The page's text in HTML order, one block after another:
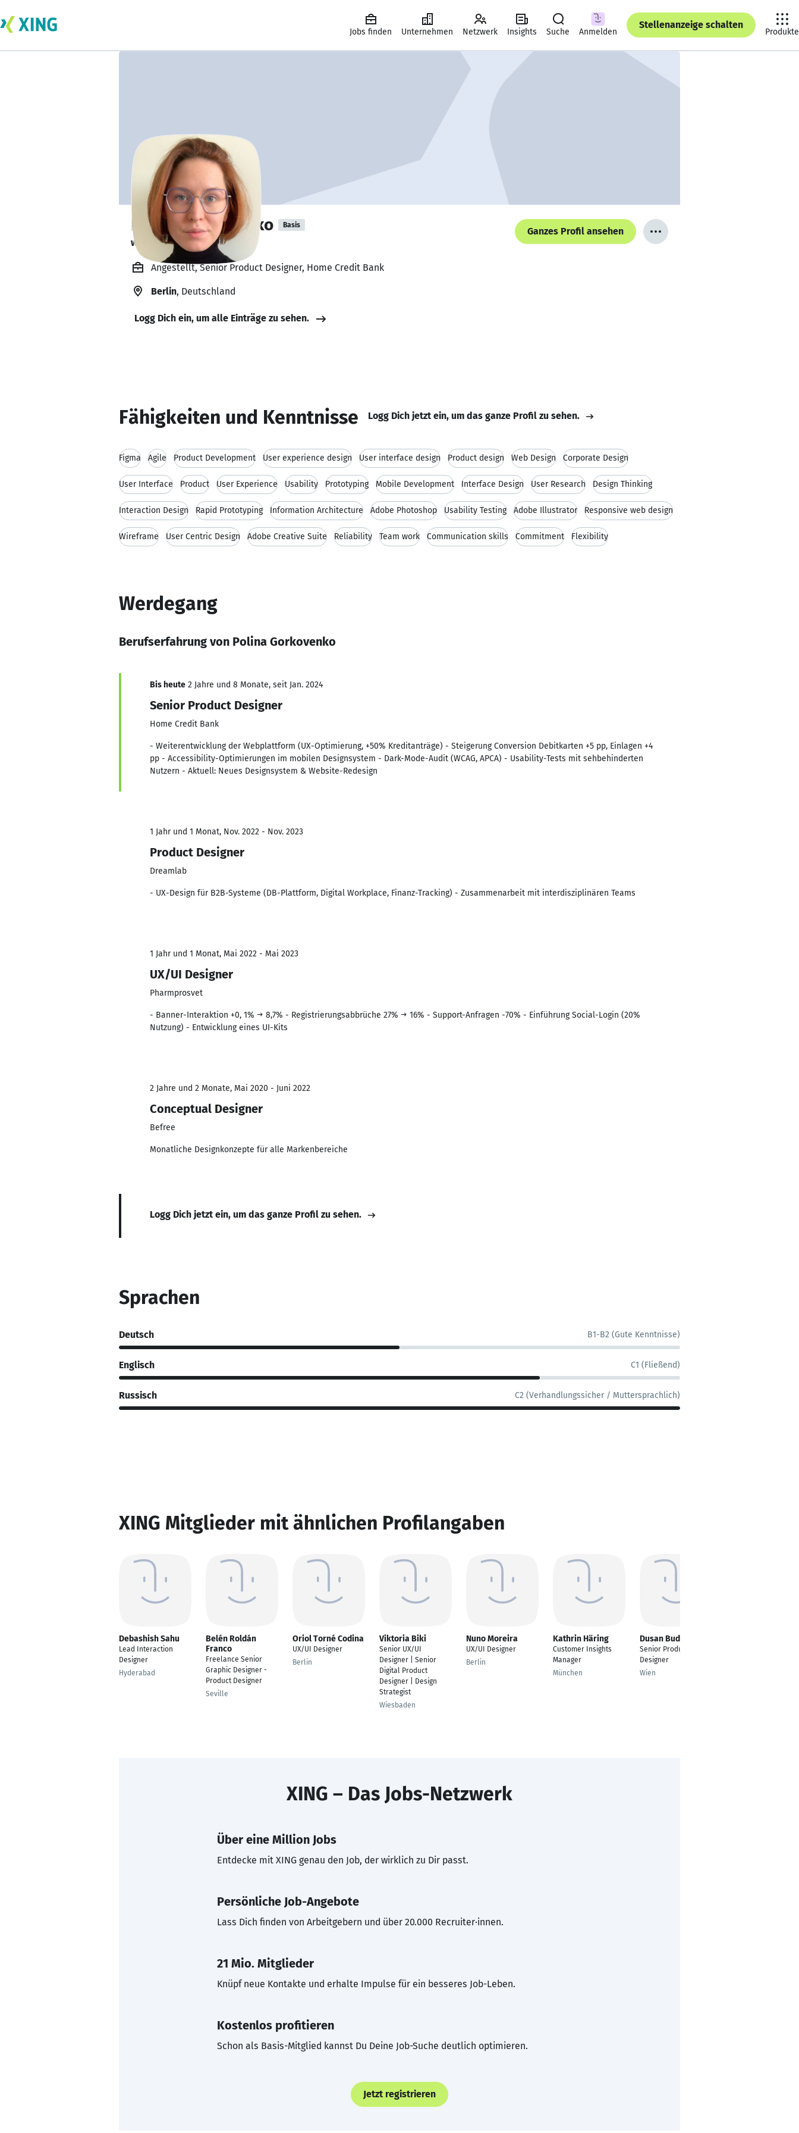
Jobs finden Unternehmen Netzwerk Insights Suche Anmelden
Stellenanzeige schalten
Produkte
Polina Gorkovenko Basis
will be available soon. 🕒
Ganzes Profil ansehen
Angestellt, Senior Product Designer, Home Credit Bank
Berlin, Deutschland
Logg Dich ein, um alle Einträge zu sehen.
Fähigkeiten und Kenntnisse Logg Dich jetzt ein, um das ganze Profil zu sehen.
Figma Agile Product Development User experience design User interface design Product design Web Design Corporate Design
User Interface Product User Experience Usability Prototyping Mobile Development Interface Design User Research Design Thinking
Interaction Design Rapid Prototyping Information Architecture Adobe Photoshop Usability Testing Adobe Illustrator Responsive web design
Wireframe User Centric Design Adobe Creative Suite Reliability Team work Communication skills Commitment Flexibility
Werdegang
Berufserfahrung von Polina Gorkovenko
Bis heute 2 Jahre und 8 Monate, seit Jan. 2024
Senior Product Designer
Home Credit Bank
- Weiterentwicklung der Webplattform (UX-Optimierung, +50% Kreditanträge) - Steigerung Conversion Debitkarten +5 pp, Einlagen +4
pp - Accessibility-Optimierungen im mobilen Designsystem - Dark-Mode-Audit (WCAG, APCA) - Usability-Tests mit sehbehinderten
Nutzern - Aktuell: Neues Designsystem & Website-Redesign
1 Jahr und 1 Monat, Nov. 2022 - Nov. 2023
Product Designer
Dreamlab
- UX-Design für B2B-Systeme (DB-Plattform, Digital Workplace, Finanz-Tracking) - Zusammenarbeit mit interdisziplinären Teams
1 Jahr und 1 Monat, Mai 2022 - Mai 2023
UX/UI Designer
Pharmprosvet
- Banner-Interaktion +0, 1% → 8,7% - Registrierungsabbrüche 27% → 16% - Support-Anfragen -70% - Einführung Social-Login (20%
Nutzung) - Entwicklung eines UI-Kits
2 Jahre und 2 Monate, Mai 2020 - Juni 2022
Conceptual Designer
Befree
Monatliche Designkonzepte für alle Markenbereiche
Logg Dich jetzt ein, um das ganze Profil zu sehen.
Sprachen
Deutsch B1-B2 (Gute Kenntnisse)
Englisch C1 (Fließend)
Russisch C2 (Verhandlungssicher / Muttersprachlich)
XING Mitglieder mit ähnlichen Profilangaben
Debashish Sahu
Lead Interaction
Designer
Hyderabad
Belén Roldán
Franco
Freelance Senior
Graphic Designer -
Product Designer
Seville
Oriol Torné Codina
UX/UI Designer
Berlin
Viktoria Biki
Senior UX/UI
Designer | Senior
Digital Product
Designer | Design
Strategist
Wiesbaden
Nuno Moreira
UX/UI Designer
Berlin
Kathrin Häring
Customer Insights
Manager
München
Dusan Budimkic
Senior Product
Designer
Wien
XING – Das Jobs-Netzwerk
Über eine Million Jobs
Entdecke mit XING genau den Job, der wirklich zu Dir passt.
Persönliche Job-Angebote
Lass Dich finden von Arbeitgebern und über 20.000 Recruiter·innen.
21 Mio. Mitglieder
Knüpf neue Kontakte und erhalte Impulse für ein besseres Job-Leben.
Kostenlos profitieren
Schon als Basis-Mitglied kannst Du Deine Job-Suche deutlich optimieren.
Jetzt registrieren